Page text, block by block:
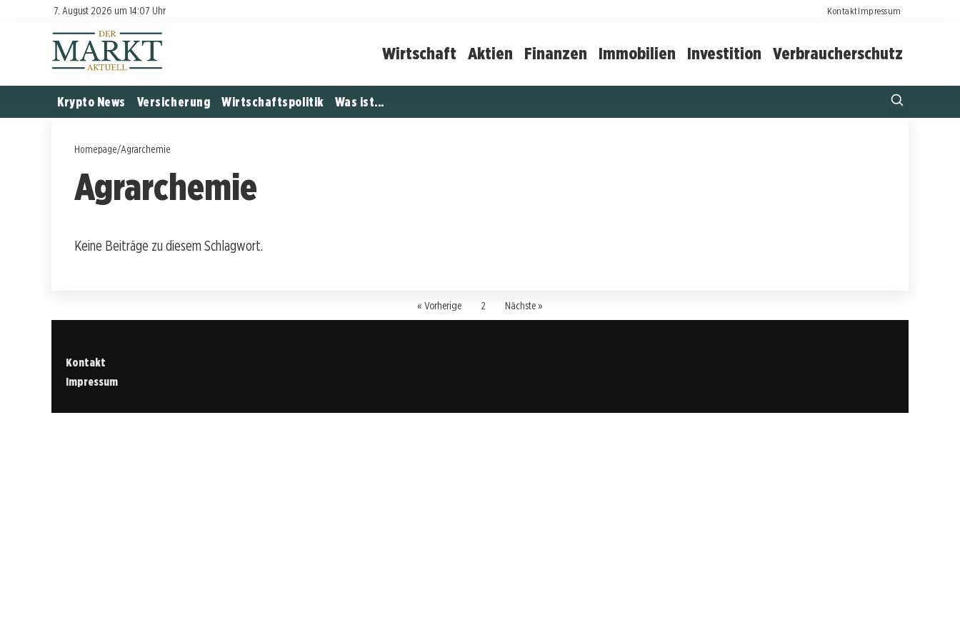
7. August 2026 um 14:07 Uhr KontaktImpressum
Wirtschaft Aktien Finanzen Immobilien Investition Verbraucherschutz
Krypto News Versicherung Wirtschaftspolitik Was ist...
Homepage/Agrarchemie
Agrarchemie
Keine Beiträge zu diesem Schlagwort.
« Vorherige 2 Nächste »
Kontakt
Impressum